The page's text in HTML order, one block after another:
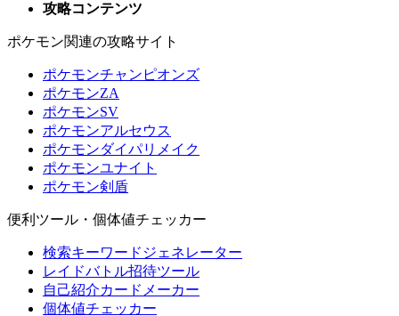
攻略コンテンツ
ポケモン関連の攻略サイト
ポケモンチャンピオンズ
ポケモンZA
ポケモンSV
ポケモンアルセウス
ポケモンダイパリメイク
ポケモンユナイト
ポケモン剣盾
便利ツール・個体値チェッカー
検索キーワードジェネレーター
レイドバトル招待ツール
自己紹介カードメーカー
個体値チェッカー